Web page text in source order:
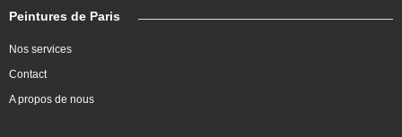
Peintures de Paris
Nos services
Contact
A propos de nous